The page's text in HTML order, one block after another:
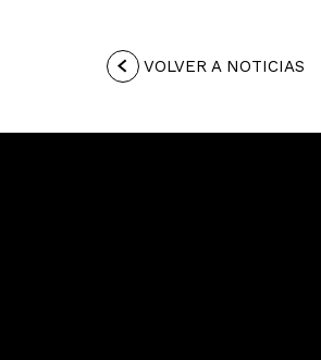
VOLVER A NOTICIAS